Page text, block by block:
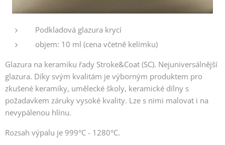
Podkladová glazura krycí
objem: 10 ml (cena včetně kelímku)
Glazura na keramiku řady Stroke&Coat (SC). Nejuniversálnější
glazura. Díky svým kvalitám je výborným produktem pro
zkušené keramiky, umělecké školy, keramické dílny s
požadavkem záruky vysoké kvality. Lze s nimi malovat i na
nevypálenou hlínu.
Rozsah výpalu je 999°C - 1280°C.